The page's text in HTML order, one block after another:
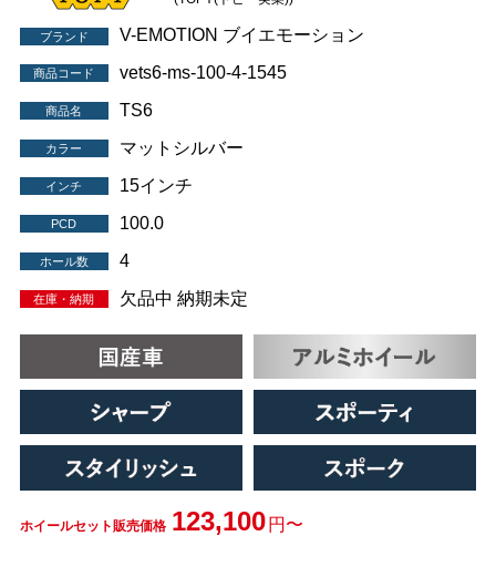
ブランド V-EMOTION ブイエモーション
商品コード vets6-ms-100-4-1545
商品名 TS6
カラー マットシルバー
インチ 15インチ
PCD 100.0
ホール数 4
在庫・納期 欠品中 納期未定
ホイールセット販売価格 123,100 円〜